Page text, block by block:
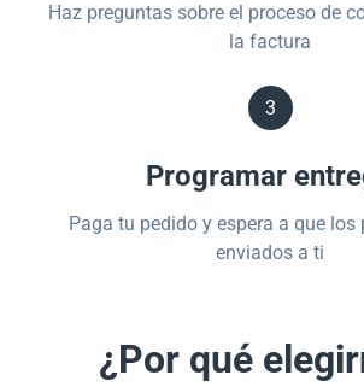
Haz preguntas sobre el proceso de
la factura
3
Programar
Paga tu pedido y espera a que los
enviados a ti
¿Por qué